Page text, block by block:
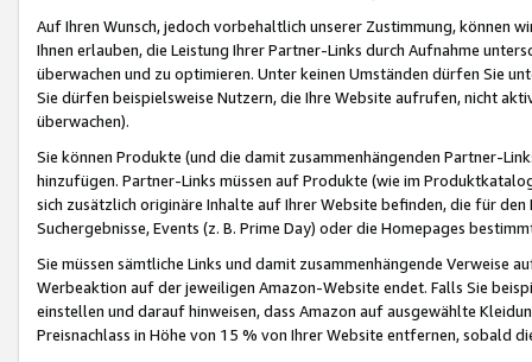
Auf Ihren Wunsch, jedoch vorbehaltlich unserer Zustimmung, können
Ihnen erlauben, die Leistung Ihrer Partner-Links durch Aufnahme
überwachen und zu optimieren. Unter keinen Umständen dürfen Sie
Sie dürfen beispielsweise Nutzern, die Ihre Website aufrufen, nicht
überwachen).
Sie können Produkte (und die damit zusammenhängenden Partner-
hinzufügen. Partner-Links müssen auf Produkte (wie im
sich zusätzlich originäre Inhalte auf Ihrer Website befinden, die für
Suchergebnisse, Events (z. B. Prime Day) oder die Homepages
Sie müssen sämtliche Links und damit zusammenhängende
Werbeaktion auf der jeweiligen Amazon-Website endet. Falls Sie
einstellen und darauf hinweisen, dass Amazon auf ausgewählte
Preisnachlass in Höhe von 15 % von Ihrer Website entfernen, sobald